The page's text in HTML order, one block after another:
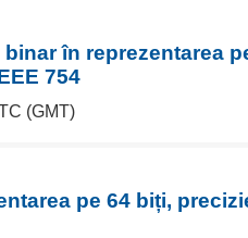
în reprezentarea
754
(GMT)
pe 64 biți,